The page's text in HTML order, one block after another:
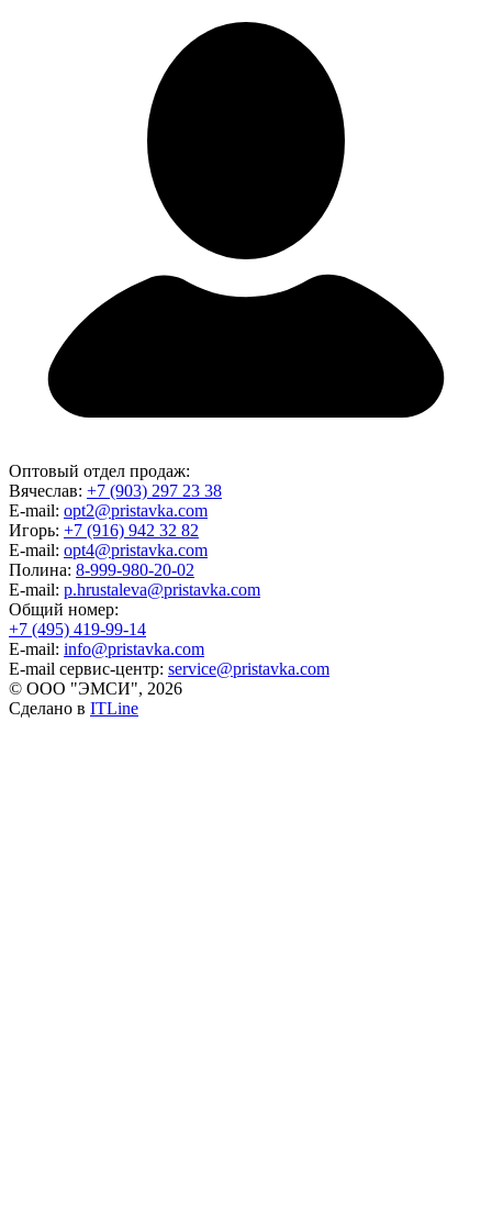
Оптовый отдел продаж:
Вячеслав: +7 (903) 297 23 38
E-mail: opt2@pristavka.com
Игорь: +7 (916) 942 32 82
E-mail: opt4@pristavka.com
Полина: 8-999-980-20-02
E-mail: p.hrustaleva@pristavka.com
Общий номер:
+7 (495) 419-99-14
E-mail: info@pristavka.com
E-mail сервис-центр: service@pristavka.com
© ООО "ЭМСИ", 2026
Сделано в ITLine